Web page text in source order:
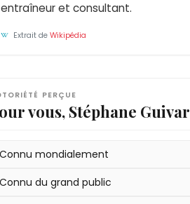
entraîneur et consultant.
Extrait deWikipédia
PERÇUE
vous, Stéphane
Connu mondialement
Connu du grand public